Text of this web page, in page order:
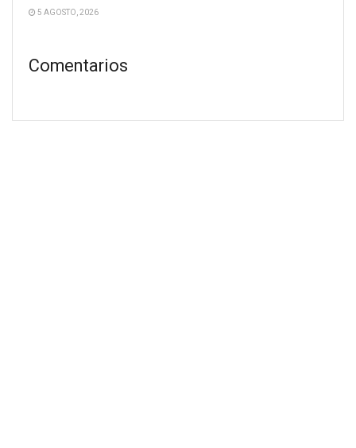
5 AGOSTO, 2026
Comentarios